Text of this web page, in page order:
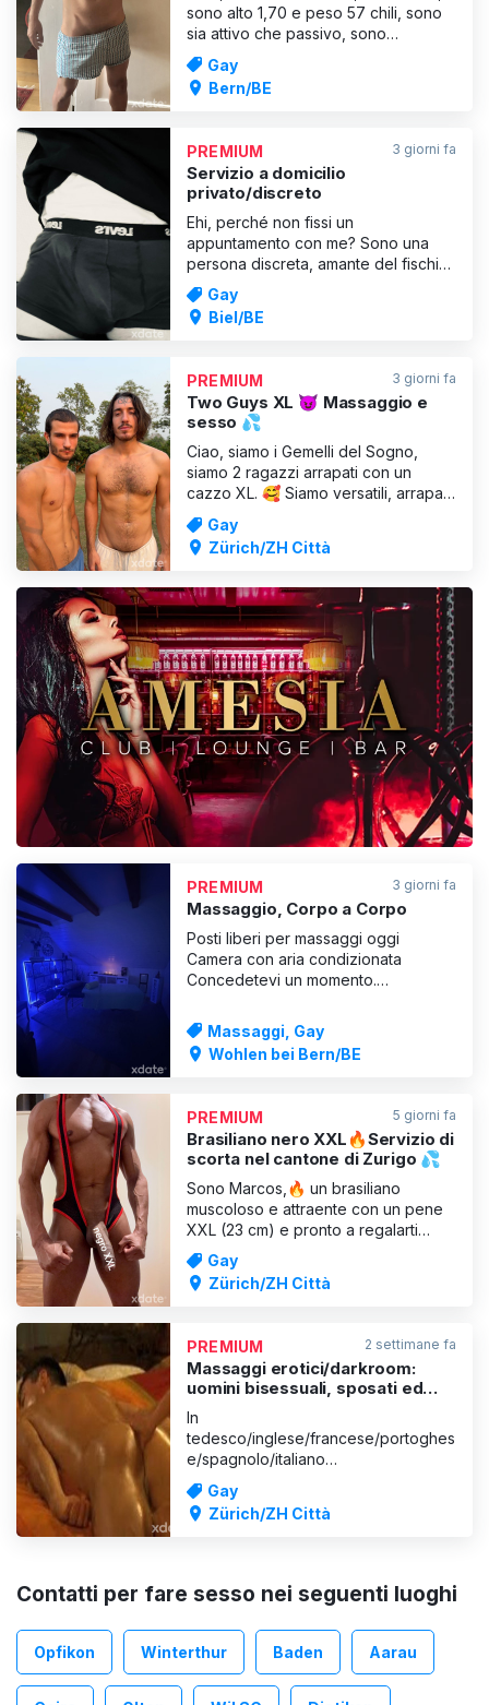
sono alto 1,70 e peso 57 chili, sono
sia attivo che passivo, sono
disponibile solo su appuntamento, il
mio appartamento è pulito e discreto,
sono sempre eccitato e ho molto
della tua vita,
Gay
Bern/BE
PREMIUM 3 giorni fa
Servizio a domicilio
privato/discreto
Ehi, perché non fissi un
appuntamento con me? Sono una
persona discreta, amante del fischio
e del feticismo dei piedi, semplice,
rispettosa e aperta a molte cose.
Basta che ti assicuri di avere una
qualunque cosa ti piaccia So
Gay
Biel/BE
PREMIUM 3 giorni fa
Two Guys XL 😈 Massaggio e
sesso 💦
Ciao, siamo i Gemelli del Sogno,
siamo 2 ragazzi arrapati con un
cazzo XL. 🥰 Siamo versatili, arrapati
e sempre pronti, abbiamo un
appartamento bello, discreto e pulito
e possiamo realizzare i tuoi sogni ✨
Gay
Zürich/ZH Città
VISUALIZZA
PREMIUM 3 giorni fa
Massaggio, Corpo a Corpo
Posti liberi per massaggi oggi
Camera con aria condizionata
Concedetevi un momento.
per un attimo la vita quotidiana e le
preoccupazioni. Un uomo bisessuale
di 61 anni, cordiale e sensibile, vi
Massaggi, Gay
Wohlen bei Bern/BE
PREMIUM 5 giorni fa
Brasiliano nero XXL🔥Servizio di
scorta nel cantone di Zurigo 💦
Sono Marcos,🔥 un brasiliano
muscoloso e attraente con un pene
XXL (23 cm) e pronto a regalarti
momenti indimenticabili. Grazie ai miei
anni di esperienza, proverai un
piacere senza limiti. Nuovo a Zurigo
accompagnamento in tutt
Gay
Zürich/ZH Città
PREMIUM 2 settimane fa
Massaggi erotici/darkroom:
uomini bisessuali, sposati ed
eterosessuali curiosi, in forma
di anonimato
In
tedesco/inglese/francese/portoghes
e/spagnolo/italiano
MANN2MANN@FEINMASSAGE /
Darkroom ANONYM 4 uomini
bisessuali, sposati ed eterosessuali
ETEROSESSUALI E CURIOSI Sono
Gay
Zürich/ZH Città
Contatti per fare sesso nei seguenti luoghi
Opfikon Winterthur Baden Aarau